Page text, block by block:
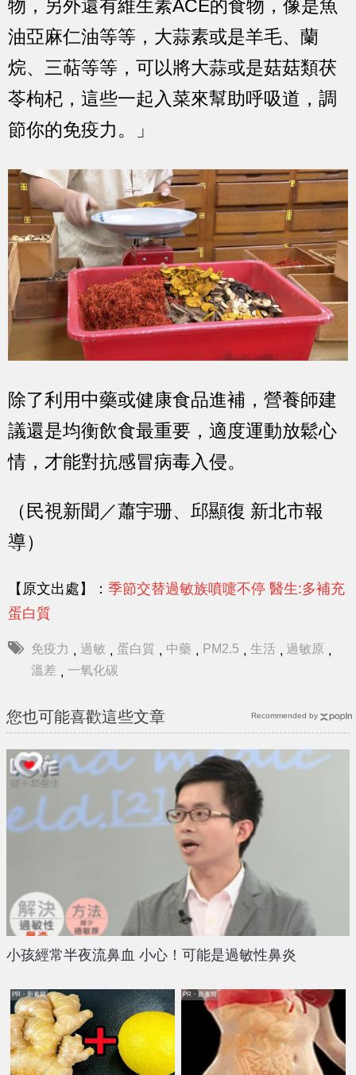
物，另外還有維生素ACE的食物，像是魚
油亞麻仁油等等，大蒜素或是羊毛、蘭
烷、三萜等等，可以將大蒜或是菇菇類茯
苓枸杞，這些一起入菜來幫助呼吸道，調
節你的免疫力。」
除了利用中藥或健康食品進補，營養師建
議還是均衡飲食最重要，適度運動放鬆心
情，才能對抗感冒病毒入侵。
（民視新聞／蕭宇珊、邱顯復 新北市報
導）
【原文出處】： 季節交替過敏族噴嚏不停 醫生:多補充
蛋白質
免疫力 , 過敏 , 蛋白質 , 中藥 , PM2.5 , 生活 , 過敏原 ,
溫差 , 一氧化碳
您也可能喜歡這些文章
小孩經常半夜流鼻血 小心！可能是過敏性鼻炎
PR・新素簡 PR・新素簡
Recommended by